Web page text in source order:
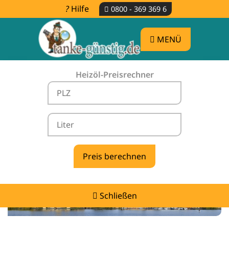
Hilfe 0800 - 369 369 6
MENÜ
Heizöl-Preisrechner
Schließen
Heizölpreise Massow -
vergleichen & günstig tanken